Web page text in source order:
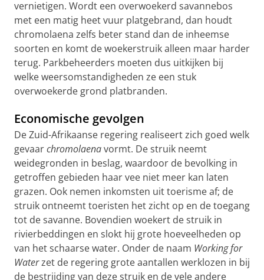
vernietigen. Wordt een overwoekerd savannebos
met een matig heet vuur platgebrand, dan houdt
chromolaena zelfs beter stand dan de inheemse
soorten en komt de woekerstruik alleen maar harder
terug. Parkbeheerders moeten dus uitkijken bij
welke weersomstandigheden ze een stuk
overwoekerde grond platbranden.
Economische gevolgen
De Zuid-Afrikaanse regering realiseert zich goed welk
gevaarchromolaenavormt. De struik neemt
weidegronden in beslag, waardoor de bevolking in
getroffen gebieden haar vee niet meer kan laten
grazen. Ook nemen inkomsten uit toerisme af; de
struik ontneemt toeristen het zicht op en de toegang
tot de savanne. Bovendien woekert de struik in
rivierbeddingen en slokt hij grote hoeveelheden op
van het schaarse water. Onder de naam Working for
Waterzet de regering grote aantallen werklozen in bij
de bestrijding van deze struik en de vele andere